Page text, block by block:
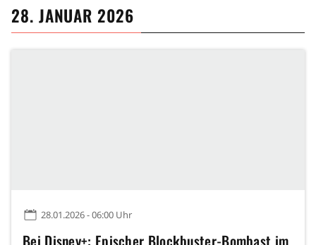
28. JANUAR 2026
28.01.2026 - 06:00 Uhr